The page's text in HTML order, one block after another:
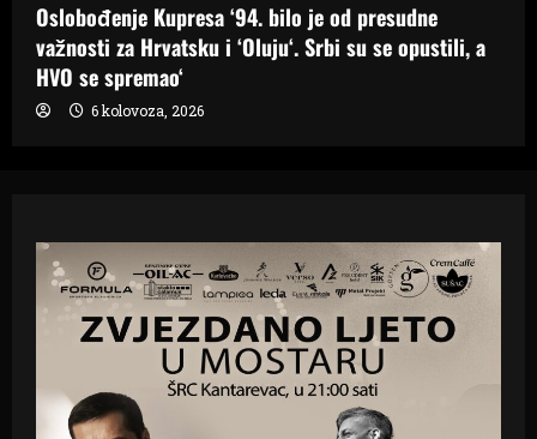
Oslobođenje Kupresa ‘94. bilo je od presudne
važnosti za Hrvatsku i ‘Oluju‘. Srbi su se opustili, a
HVO se spremao‘
6 kolovoza, 2026